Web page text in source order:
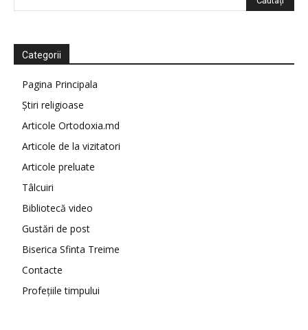
Categorii
Pagina Principala
Știri religioase
Articole Ortodoxia.md
Articole de la vizitatori
Articole preluate
Tâlcuiri
Bibliotecă video
Gustări de post
Biserica Sfinta Treime
Contacte
Profețiile timpului